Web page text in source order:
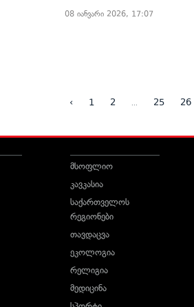
08 იანვარი 2026, 17:07
‹ 1 2 25 26
მსოფლიო
კავკასია
საქართველოს
რეგიონები
თავდაცვა
ეკოლოგია
რელიგია
მედიცინა